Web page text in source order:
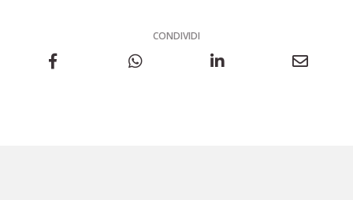
CONDIVIDI